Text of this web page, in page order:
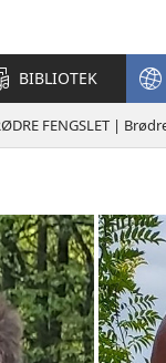
BIBLIOTEK
FENGSLET |